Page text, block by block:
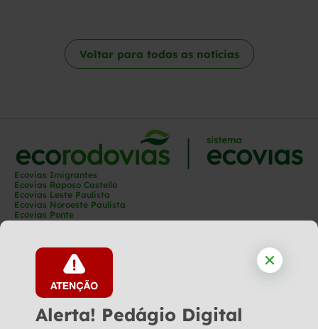
Voltar para todas as notícias
Ecovias Imigrantes
Ecovias Raposo Castello
Ecovias Leste Paulista
Ecovias Noroeste Paulista
Ecovias Ponte
Ecovias Norte Minas
Ecovias Cerrado
Ecovias Araguaia
Ecoporto
Ecopátio
Alerta! Pedágio Digital